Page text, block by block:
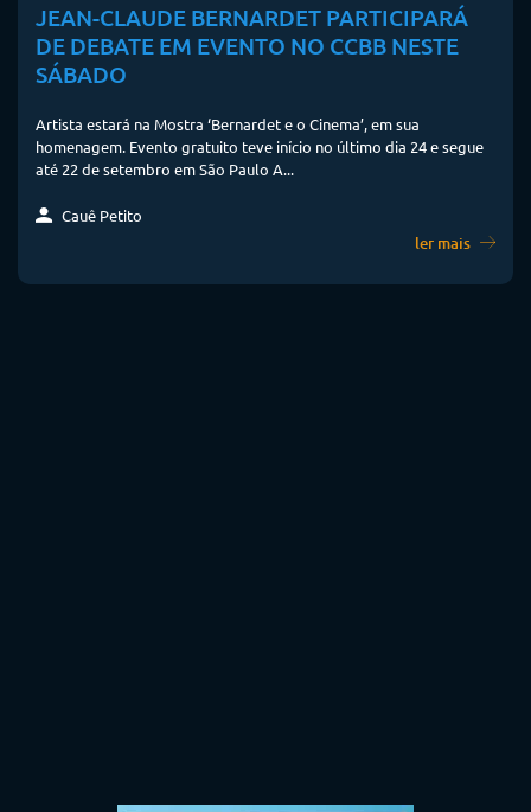
JEAN-CLAUDE BERNARDET PARTICIPARÁ
DE DEBATE EM EVENTO NO CCBB NESTE
SÁBADO
Artista estará na Mostra ‘Bernardet e o Cinema’, em sua
homenagem. Evento gratuito teve início no último dia 24 e segue
até 22 de setembro em São Paulo A...
Cauê Petito
ler mais